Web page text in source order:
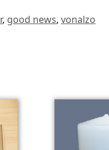
, good news,vonalzo